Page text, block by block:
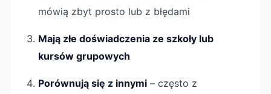
mówią zbyt prosto lub z błędami
Mają złe doświadczenia ze szkoły lub
kursów grupowych
Porównują się z innymi– często z